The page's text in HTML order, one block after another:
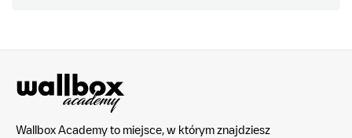
Wallbox Academy to miejsce, w którym znajdziesz